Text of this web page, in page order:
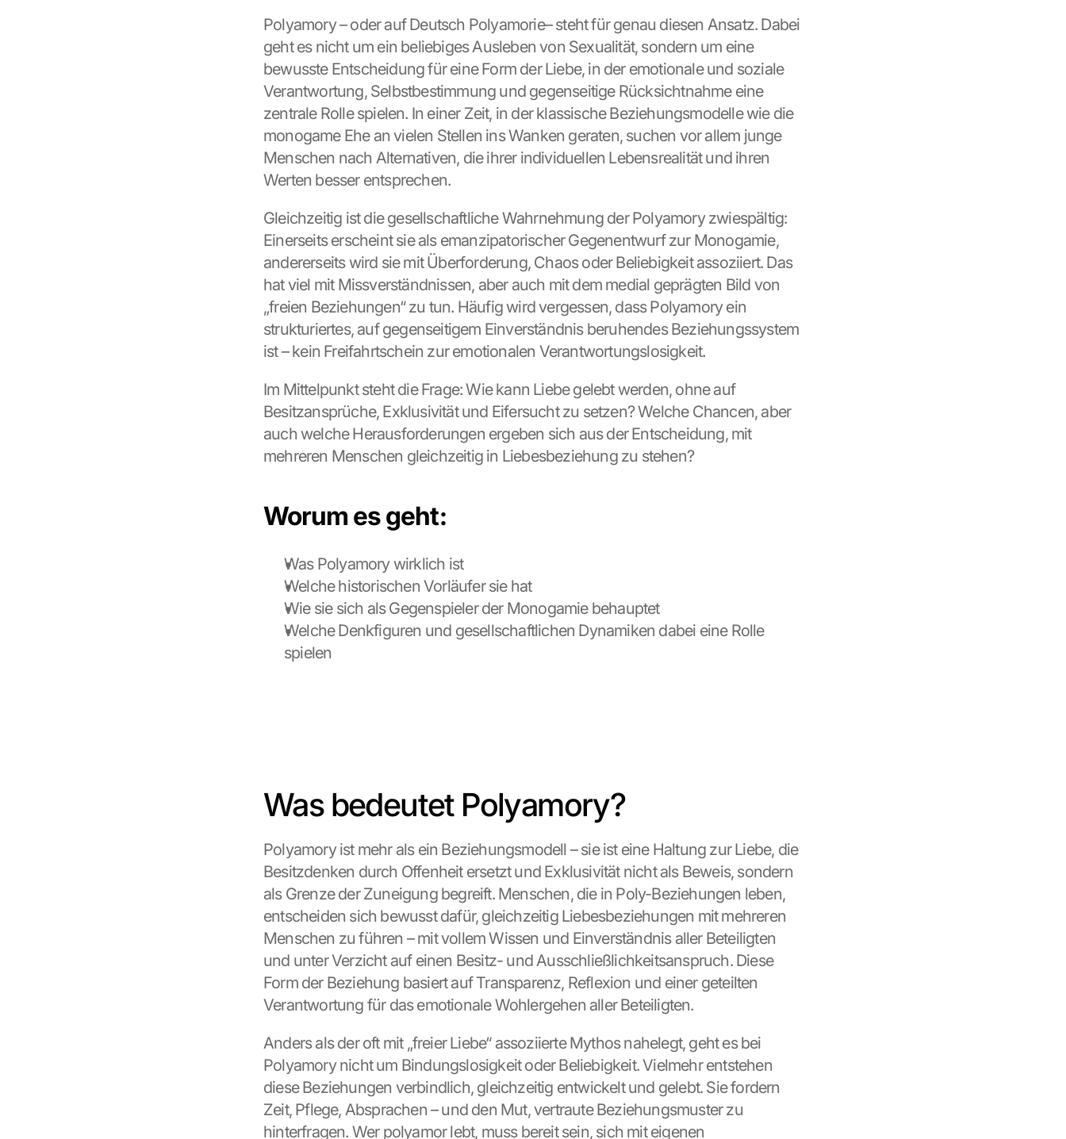
Polyamory – oder auf Deutsch Polyamorie– steht für genau diesen Ansatz. Dabei
geht es nicht um ein beliebiges Ausleben von Sexualität, sondern um eine
bewusste Entscheidung für eine Form der Liebe, in der emotionale und soziale
Verantwortung, Selbstbestimmung und gegenseitige Rücksichtnahme eine
zentrale Rolle spielen. In einer Zeit, in der klassische Beziehungsmodelle wie die
monogame Ehe an vielen Stellen ins Wanken geraten, suchen vor allem junge
Menschen nach Alternativen, die ihrer individuellen Lebensrealität und ihren
Werten besser entsprechen.
Gleichzeitig ist die gesellschaftliche Wahrnehmung der Polyamory zwiespältig:
Einerseits erscheint sie als emanzipatorischer Gegenentwurf zur Monogamie,
andererseits wird sie mit Überforderung, Chaos oder Beliebigkeit assoziiert. Das
hat viel mit Missverständnissen, aber auch mit dem medial geprägten Bild von
„freien Beziehungen“ zu tun. Häufig wird vergessen, dass Polyamory ein
strukturiertes, auf gegenseitigem Einverständnis beruhendes Beziehungssystem
ist – kein Freifahrtschein zur emotionalen Verantwortungslosigkeit.
Im Mittelpunkt steht die Frage: Wie kann Liebe gelebt werden, ohne auf
Besitzansprüche, Exklusivität und Eifersucht zu setzen? Welche Chancen, aber
auch welche Herausforderungen ergeben sich aus der Entscheidung, mit
mehreren Menschen gleichzeitig in Liebesbeziehung zu stehen?
Worum es geht:
Was Polyamory wirklich ist
Welche historischen Vorläufer sie hat
Wie sie sich als Gegenspieler der Monogamie behauptet
Welche Denkfiguren und gesellschaftlichen Dynamiken dabei eine Rolle
spielen
Was bedeutet Polyamory?
Polyamory ist mehr als ein Beziehungsmodell – sie ist eine Haltung zur Liebe, die
Besitzdenken durch Offenheit ersetzt und Exklusivität nicht als Beweis, sondern
als Grenze der Zuneigung begreift. Menschen, die in Poly-Beziehungen leben,
entscheiden sich bewusst dafür, gleichzeitig Liebesbeziehungen mit mehreren
Menschen zu führen – mit vollem Wissen und Einverständnis aller Beteiligten
und unter Verzicht auf einen Besitz- und Ausschließlichkeitsanspruch. Diese
Form der Beziehung basiert auf Transparenz, Reflexion und einer geteilten
Verantwortung für das emotionale Wohlergehen aller Beteiligten.
Anders als der oft mit „freier Liebe“ assoziierte Mythos nahelegt, geht es bei
Polyamory nicht um Bindungslosigkeit oder Beliebigkeit. Vielmehr entstehen
diese Beziehungen verbindlich, gleichzeitig entwickelt und gelebt. Sie fordern
Zeit, Pflege, Absprachen – und den Mut, vertraute Beziehungsmuster zu
hinterfragen. Wer polyamor lebt, muss bereit sein, sich mit eigenen